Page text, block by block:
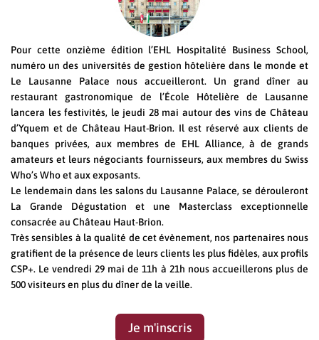
Pour cette onzième édition l’EHL Hospitalité Business School,
numéro un des universités de gestion hôtelière dans le monde et
Le Lausanne Palace nous accueilleront. Un grand dîner au
restaurant gastronomique de l’École Hôtelière de Lausanne
lancera les festivités, le jeudi 28 mai autour des vins de Château
d’Yquem et de Château Haut-Brion. Il est réservé aux clients de
banques privées, aux membres de EHL Alliance, à de grands
amateurs et leurs négociants fournisseurs, aux membres du Swiss
Who’s Who et aux exposants.
Le lendemain dans les salons du Lausanne Palace, se dérouleront
La Grande Dégustation et une Masterclass exceptionnelle
consacrée au Château Haut-Brion.
Très sensibles à la qualité de cet évènement, nos partenaires nous
gratifient de la présence de leurs clients les plus fidèles, aux profils
CSP+. Le vendredi 29 mai de 11h à 21h nous accueillerons plus de
500 visiteurs en plus du dîner de la veille.
Je m'inscris